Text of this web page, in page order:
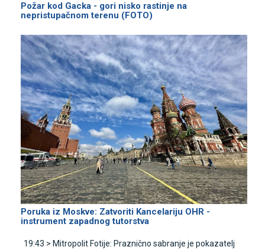
Požar kod Gacka - gori nisko rastinje na
nepristupačnom terenu (FOTO)
Poruka iz Moskve: Zatvoriti Kancelariju OHR -
instrument zapadnog tutorstva
19:43 > Mitropolit Fotije: Praznično sabranje je pokazatelj